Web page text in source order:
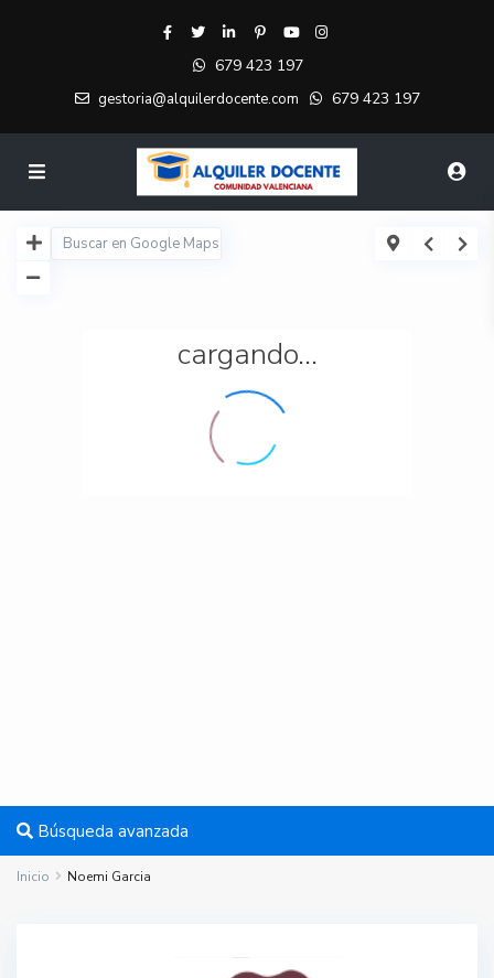
679 423 197
gestoria@alquilerdocente.com 679 423 197
cargando...
Búsqueda avanzada
Inicio Noemi Garcia